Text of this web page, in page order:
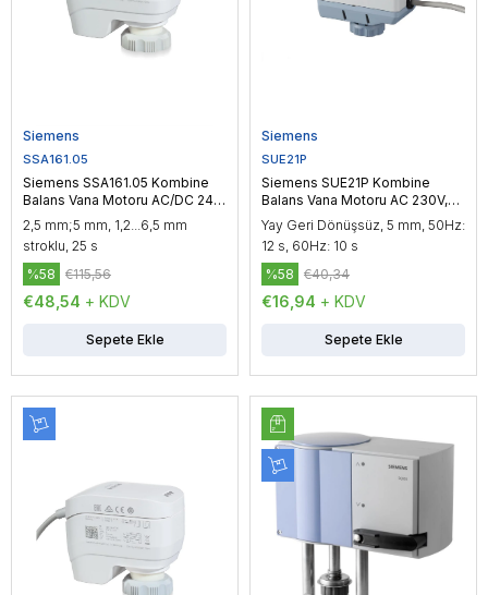
Siemens
SSA161.05
Siemens SSA161.05 Kombine
Balans Vana Motoru AC/DC 24
V, DC 0...10 V, Oransal Kontrol,
100 N
2,5 mm;5 mm, 1,2...6,5 mm
stroklu, 25 s
€48,54 + KDV
%58 €115,56
Sepete Ekle
Siemens
SUE21P
Siemens SUE21P Kombine
Balans Vana Motoru AC 230V,
100 N
Yay Geri Dönüşsüz, 5 mm, 50Hz:
12 s, 60Hz: 10 s
€16,94 + KDV
%58 €40,34
Sepete Ekle